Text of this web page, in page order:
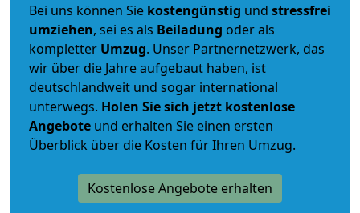
Bei uns können Sie kostengünstig und stressfrei
umziehen, sei es als Beiladung oder als
kompletter Umzug. Unser Partnernetzwerk, das
wir über die Jahre aufgebaut haben, ist
deutschlandweit und sogar international
unterwegs. Holen Sie sich jetzt kostenlose
Angebote und erhalten Sie einen ersten
Überblick über die Kosten für Ihren Umzug.
Kostenlose Angebote erhalten